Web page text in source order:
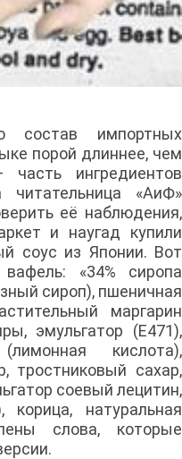
состав импортных
порой длиннее, чем
ингредиентов
читательница «АиФ»
её наблюдения,
и наугад купили
соус из Японии. Вот
«34% сиропа
сироп), пшеничная
маргарин
эмульгатор (Е471),
кислота),
тростниковый сахар,
соевый лецитин,
корица, натуральная
слова, которые